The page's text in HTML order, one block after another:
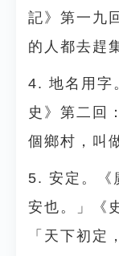
記》第一九
的人都去趕
4. 地名用字
史》第二回
個鄉村，叫
5. 安定。《
安也。」《
「天下初定